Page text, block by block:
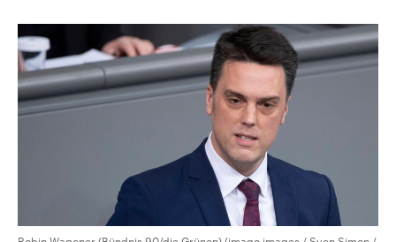
Wahlprogramme, aktuelle Berichte
und Hintergründe zu den Parteien
und Kandidaten der anstehenden
Wahl.
Sendungen Programm Podcasts
Audio-Archiv